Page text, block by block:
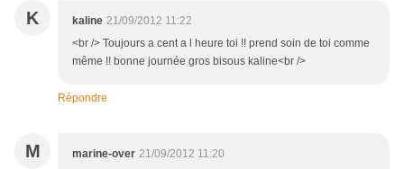
K kaline 21/09/2012 11:22
<br /> Toujours a cent a l heure toi !! prend soin de toi comme
même !! bonne journée gros bisous kaline<br />
Répondre
M marine-over 21/09/2012 11:20